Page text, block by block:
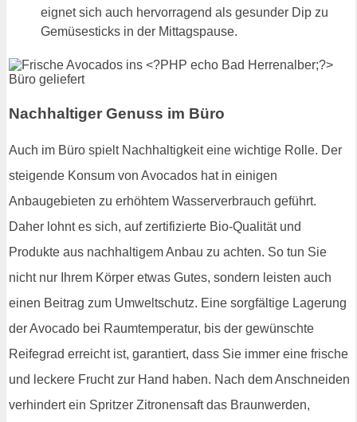
eignet sich auch hervorragend als gesunder Dip zu
Gemüsesticks in der Mittagspause.
Nachhaltiger Genuss im Büro
Auch im Büro spielt Nachhaltigkeit eine wichtige Rolle. Der
steigende Konsum von Avocados hat in einigen
Anbaugebieten zu erhöhtem Wasserverbrauch geführt.
Daher lohnt es sich, auf zertifizierte Bio-Qualität und
Produkte aus nachhaltigem Anbau zu achten. So tun Sie
nicht nur Ihrem Körper etwas Gutes, sondern leisten auch
einen Beitrag zum Umweltschutz. Eine sorgfältige Lagerung
der Avocado bei Raumtemperatur, bis der gewünschte
Reifegrad erreicht ist, garantiert, dass Sie immer eine frische
und leckere Frucht zur Hand haben. Nach dem Anschneiden
verhindert ein Spritzer Zitronensaft das Braunwerden,